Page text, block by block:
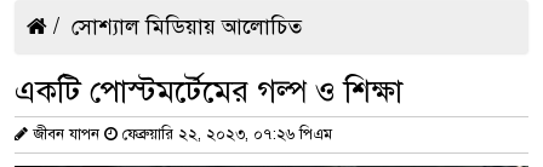
সোশ্যাল মিডিয়ায় আলোচিত
একটি পোস্টমর্টেমের গল্প ও শিক্ষা
জীবন যাপন ফেব্রুয়ারি ২২, ২০২৩, ০৭:২৬ পিএম